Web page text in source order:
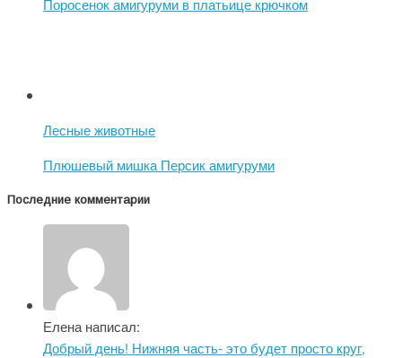
Лесные животные
Плюшевый мишка Персик амигуруми
Последние комментарии
Елена написал:
Добрый день! Нижняя часть- это будет просто круг,